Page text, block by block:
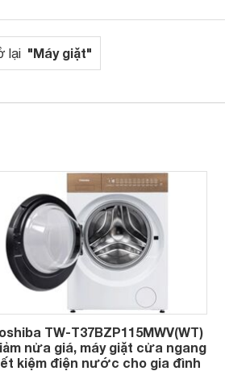
lại "Máy giặt"
TW-T37BZP115MWV(WT)
nửa giá, máy giặt cửa ngang
kiệm điện nước cho gia đình